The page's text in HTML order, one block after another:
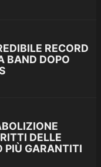
RECORD
BAND DOPO
DELLE
PIÙ GARANTITI